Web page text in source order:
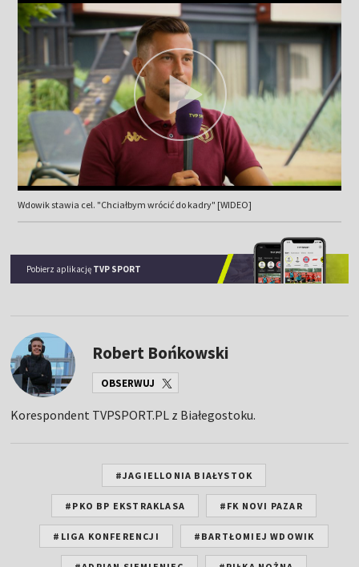
Wdowik stawia cel. "Chciałbym wrócić do kadry" [WIDEO]
Pobierz aplikację TVP SPORT
Robert Bońkowski
OBSERWUJ
Korespondent TVPSPORT.PL z Białegostoku.
#JAGIELLONIA BIAŁYSTOK
#PKO BP EKSTRAKLASA #FK NOVI PAZAR
#LIGA KONFERENCJI #BARTŁOMIEJ WDOWIK